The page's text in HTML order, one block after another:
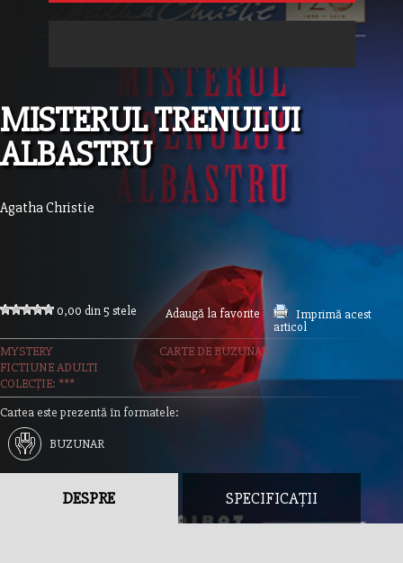
MISTERUL TRENULUI
ALBASTRU
Agatha Christie
0,00 din 5 stele Adaugă la favorite
Imprimă acest
articol
MYSTERY
CARTE DE BUZUNAR
FICTIUNE ADULTI
COLECȚIE: ***
Cartea este prezentă în formatele:
BUZUNAR
DESPRE SPECIFICAȚII